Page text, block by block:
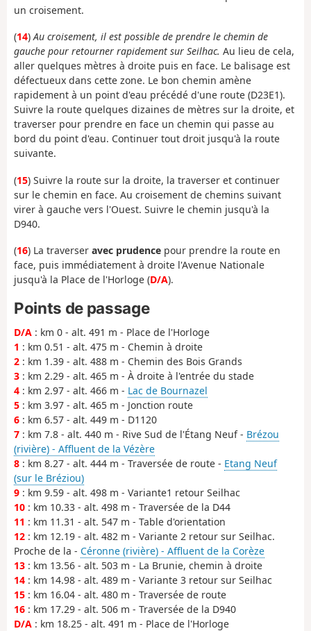
un croisement.
(14)Au croisement, il est possible de prendre le chemin de
gauche pour retourner rapidement sur Seilhac. Au lieu de cela,
aller quelques mètres à droite puis en face. Le balisage est
défectueux dans cette zone. Le bon chemin amène
rapidement à un point d'eau précédé d'une route (D23E1).
Suivre la route quelques dizaines de mètres sur la droite, et
traverser pour prendre en face un chemin qui passe au
bord du point d'eau. Continuer tout droit jusqu'à la route
suivante.
(15) Suivre la route sur la droite, la traverser et continuer
sur le chemin en face. Au croisement de chemins suivant
virer à gauche vers l'Ouest. Suivre le chemin jusqu'à la
D940.
(16) La traverser avec prudence pour prendre la route en
face, puis immédiatement à droite l'Avenue Nationale
jusqu'à la Place de l'Horloge (D/A).
Points de passage
D/A : km 0 - alt. 491 m - Place de l'Horloge
1 : km 0.51 - alt. 475 m - Chemin à droite
2 : km 1.39 - alt. 488 m - Chemin des Bois Grands
3 : km 2.29 - alt. 465 m - À droite à l'entrée du stade
4 : km 2.97 - alt. 466 m - Lac de Bournazel
5 : km 3.97 - alt. 465 m - Jonction route
6 : km 6.57 - alt. 449 m - D1120
7 : km 7.8 - alt. 440 m - Rive Sud de l'Étang Neuf - Brézou
(rivière) - Affluent de la Vézère
8 : km 8.27 - alt. 444 m - Traversée de route - Etang Neuf
(sur le Bréziou)
9 : km 9.59 - alt. 498 m - Variante1 retour Seilhac
10 : km 10.33 - alt. 498 m - Traversée de la D44
11 : km 11.31 - alt. 547 m - Table d'orientation
12 : km 12.19 - alt. 482 m - Variante 2 retour sur Seilhac.
Proche de la - Céronne (rivière) - Affluent de la Corèze
13 : km 13.56 - alt. 503 m - La Brunie, chemin à droite
14 : km 14.98 - alt. 489 m - Variante 3 retour sur Seilhac
15 : km 16.04 - alt. 480 m - Traversée de route
16 : km 17.29 - alt. 506 m - Traversée de la D940
D/A : km 18.25 - alt. 491 m - Place de l'Horloge